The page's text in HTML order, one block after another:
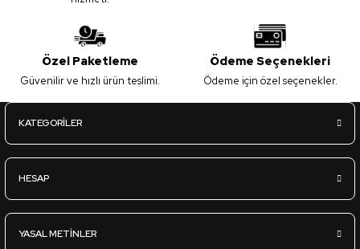
Sipariş Ver
18*2800*2100 18*3660*1830 08*2800*2100 08*3660*1830
2.795,00TL
KDV Dahil
Özel Paketleme
Güvenilir ve hızlı ürün teslimi.
Ödeme Seçenekleri
Ödeme için özel seçenekler.
KATEGORİLER
HESAP
YASAL METİNLER